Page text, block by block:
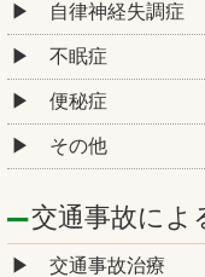
自律神経失調症
不眠症
便秘症
その他
交通事故によ
交通事故治療